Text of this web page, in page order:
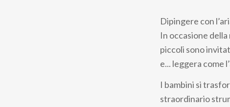
Dipingere con
In occasione
piccoli sono
e... leggera come
I bambini si
straordinario